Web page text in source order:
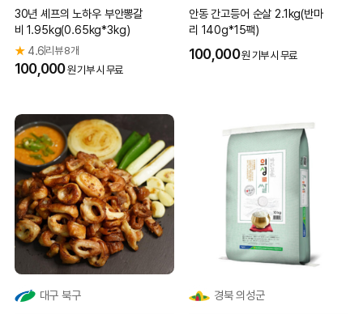
30년 셰프의 노하우 부안뽕갈
비 1.95kg(0.65kg*3kg)
★4.6 리뷰 8개
100,000원 기부 시 무료
안동 간고등어 순살 2.1kg(반마
리 140g*15팩)
100,000원 기부 시 무료
대구 북구 경북 의성군